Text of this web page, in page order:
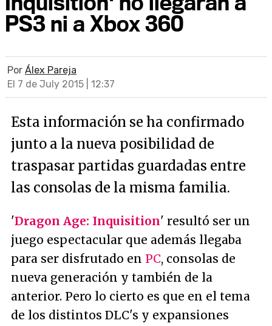
PS3 ni a Xbox 360
Por Álex Pareja
El 7 de July 2015 | 12:37
Esta información se ha confirmado
junto a la nueva posibilidad de
traspasar partidas guardadas entre
las consolas de la misma familia.
'Dragon Age: Inquisition' resultó ser un
juego espectacular que además llegaba
para ser disfrutado en PC, consolas de
nueva generación y también de la
anterior. Pero lo cierto es que en el tema
de los distintos DLC's y expansiones